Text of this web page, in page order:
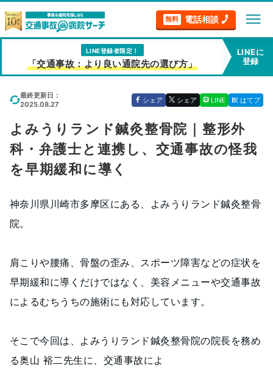
無料 電話相談 menu
LINE登録者限定！
「交通事故：より良い通院先の選び方」
LINEに
登録
最終更新日：
2025.08.27
シェア シェア LINE はてブ
よみうりランド鍼灸整骨院｜整形外
科・弁護士と連携し、交通事故の怪我
を早期緩和に導く
神奈川県川崎市多摩区にある、よみうりランド鍼灸整骨
院。
肩こりや腰痛、骨盤の歪み、スポーツ障害などの症状を
早期緩和に導くだけではなく、美容メニューや交通事故
によるむちうちの施術にも対応しています。
そこで今回は、よみうりランド鍼灸整骨院の院長を務め
る奥山 裕二先生に、交通事故によ